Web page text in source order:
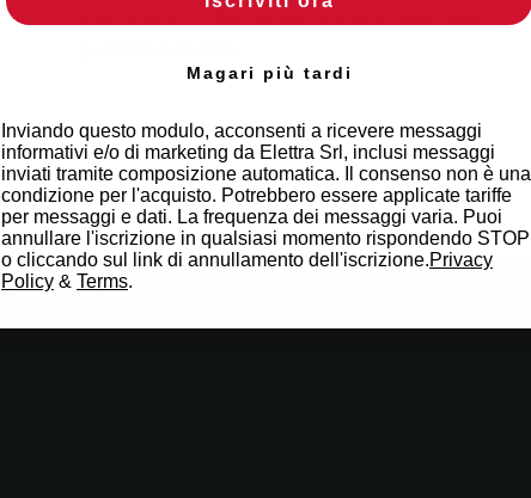
soluzioni in pochi semplici passi. Scopri come
Mappa
Magari più tardi
Inviando questo modulo, acconsenti a ricevere messaggi
informativi e/o di marketing da Elettra Srl, inclusi messaggi
inviati tramite composizione automatica. Il consenso non è una
condizione per l'acquisto. Potrebbero essere applicate tariffe
per messaggi e dati. La frequenza dei messaggi varia. Puoi
annullare l'iscrizione in qualsiasi momento rispondendo STOP
o cliccando sul link di annullamento dell'iscrizione.Privacy
Policy & Terms.